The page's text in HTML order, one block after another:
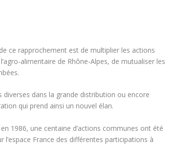
ce rapprochement est de multiplier les actions
alimentaire de Rhône-Alpes, de mutualiser les
diverses dans la grande distribution ou encore
qui prend ainsi un nouvel élan.
1986, une centaine d’actions communes ont été
France des différentes participations à